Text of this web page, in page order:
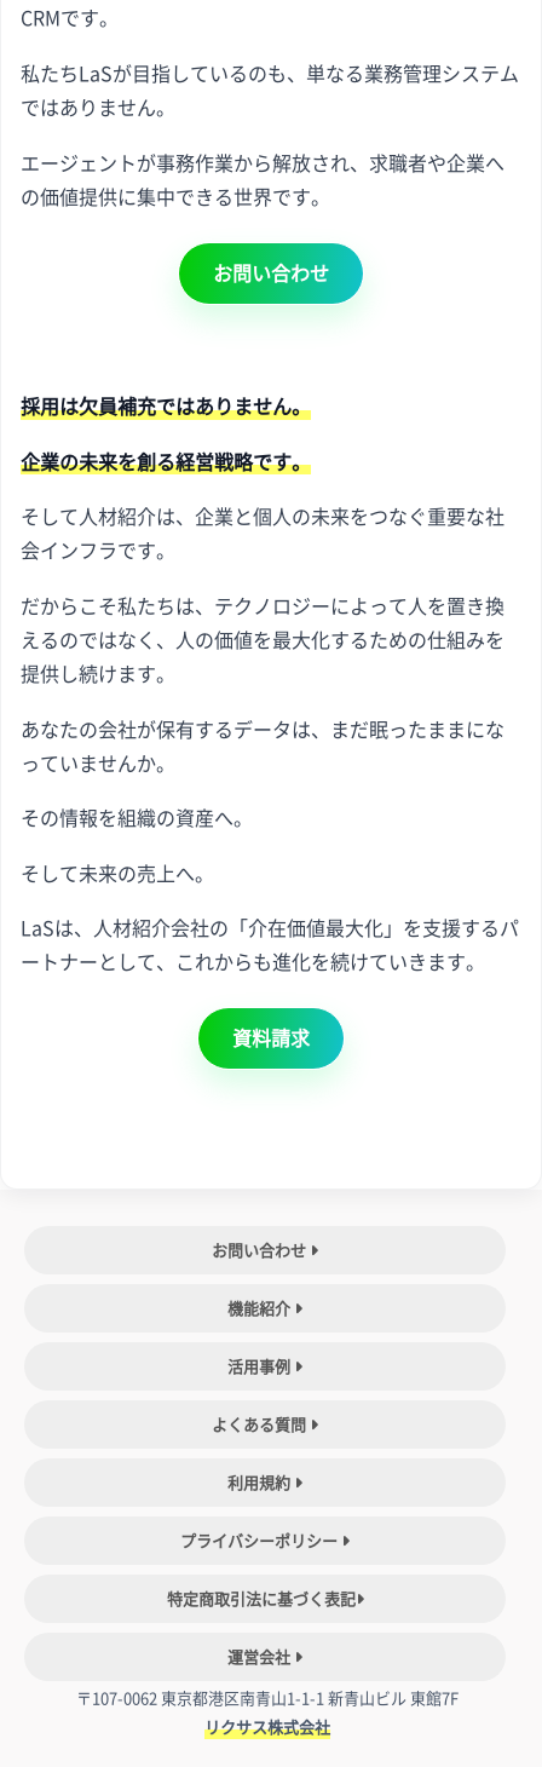
CRMです。
私たちLaSが目指しているのも、単なる業務管理システム
ではありません。
エージェントが事務作業から解放され、求職者や企業へ
の価値提供に集中できる世界です。
お問い合わせ
採用は欠員補充ではありません。
企業の未来を創る経営戦略です。
そして人材紹介は、企業と個人の未来をつなぐ重要な社
会インフラです。
だからこそ私たちは、テクノロジーによって人を置き換
えるのではなく、人の価値を最大化するための仕組みを
提供し続けます。
あなたの会社が保有するデータは、まだ眠ったままにな
っていませんか。
その情報を組織の資産へ。
そして未来の売上へ。
LaSは、人材紹介会社の「介在価値最大化」を支援するパ
ートナーとして、これからも進化を続けていきます。
資料請求
お問い合わせ
機能紹介
活用事例
よくある質問
利用規約
プライバシーポリシー
特定商取引法に基づく表記
運営会社
〒107-0062 東京都港区南青山1-1-1 新青山ビル 東館7F
リクサス株式会社